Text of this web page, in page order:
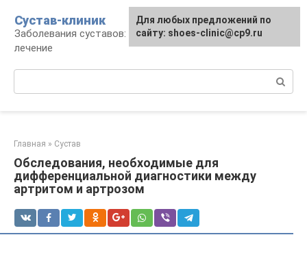
контенту
Сустав-клиник
Заболевания суставов: профилактика и
лечение
Главная » Сустав
Обследования, необходимые для
дифференциальной диагностики между
артритом и артрозом
Для любых предложений по
сайту: shoes-clinic@cp9.ru